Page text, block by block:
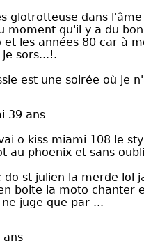
glotrotteuse dans
moment qu'il y a du
et les années 80 car à
sors...!.
est une soirée où je
39 ans
o kiss miami 108 le
au phoenix et sans
do st julien la merde lol
boite la moto chanter
juge que par ...
ans